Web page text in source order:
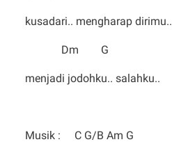
kusadari.. mengharap dirimu..
Dm G
menjadi jodohku.. salahku..
Musik : C G/B Am G